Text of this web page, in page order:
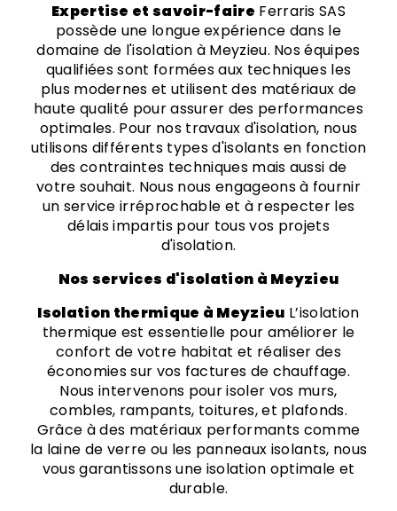
Expertise et savoir-faire Ferraris SAS
possède une longue expérience dans le
domaine de l'isolation à Meyzieu. Nos équipes
qualifiées sont formées aux techniques les
plus modernes et utilisent des matériaux de
haute qualité pour assurer des performances
optimales. Pour nos travaux d'isolation, nous
utilisons différents types d'isolants en fonction
des contraintes techniques mais aussi de
votre souhait. Nous nous engageons à fournir
un service irréprochable et à respecter les
délais impartis pour tous vos projets
d'isolation.
Nos services d'isolation à Meyzieu
Isolation thermique à Meyzieu L’isolation
thermique est essentielle pour améliorer le
confort de votre habitat et réaliser des
économies sur vos factures de chauffage.
Nous intervenons pour isoler vos murs,
combles, rampants, toitures, et plafonds.
Grâce à des matériaux performants comme
la laine de verre ou les panneaux isolants, nous
vous garantissons une isolation optimale et
durable.